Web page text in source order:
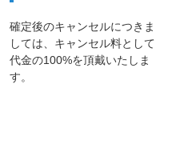
確定後のキャンセルにつきま
しては、キャンセル料として
代金の100%を頂戴いたしま
す。